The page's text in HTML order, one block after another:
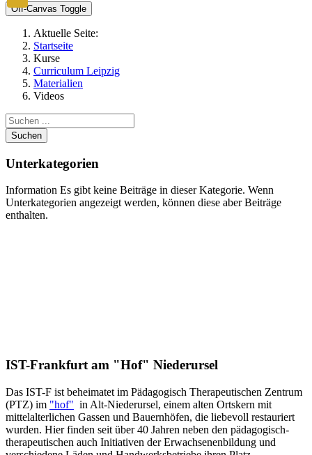
Off-Canvas Toggle
Aktuelle Seite:
Startseite
Kurse
Curriculum Leipzig
Materialien
Videos
Suchen
Unterkategorien
Information Es gibt keine Beiträge in dieser Kategorie. Wenn
Unterkategorien angezeigt werden, können diese aber Beiträge
enthalten.
IST-Frankfurt am "Hof" Niederursel
Das IST-F ist beheimatet im Pädagogisch Therapeutischen Zentrum
(PTZ) im "hof" in Alt-Niederursel, einem alten Ortskern mit
mittelalterlichen Gassen und Bauernhöfen, die liebevoll restauriert
wurden. Hier finden seit über 40 Jahren neben den pädagogisch-
therapeutischen auch Initiativen der Erwachsenenbildung und